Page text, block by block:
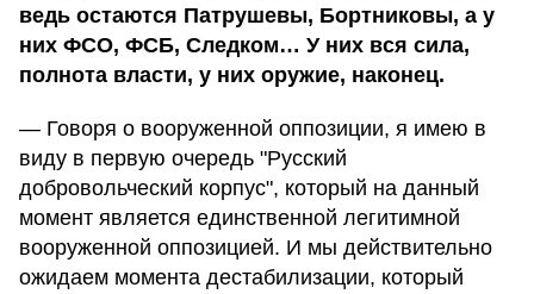
ведь остаются Патрушевы, Бортниковы, а у
них ФСО, ФСБ, Следком… У них вся сила,
полнота власти, у них оружие, наконец.
— Говоря о вооруженной оппозиции, я имею в
виду в первую очередь "Русский
добровольческий корпус", который на данный
момент является единственной легитимной
вооруженной оппозицией. И мы действительно
ожидаем момента дестабилизации, который